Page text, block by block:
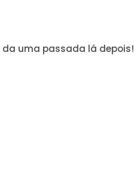
da uma passada lá depois!